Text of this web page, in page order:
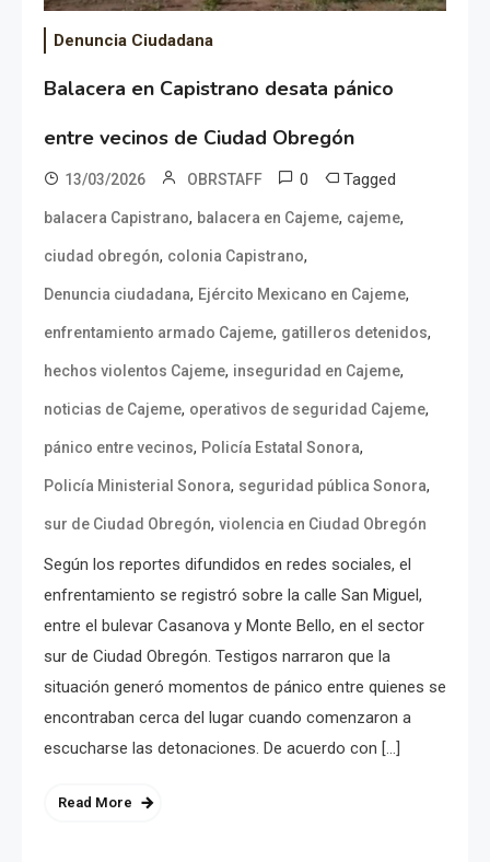
Denuncia Ciudadana
Balacera en Capistrano desata pánico
entre vecinos de Ciudad Obregón
13/03/2026 OBRSTAFF 0 Tagged
balacera Capistrano, balacera en Cajeme, cajeme,
ciudad obregón, colonia Capistrano,
Denuncia ciudadana, Ejército Mexicano en Cajeme,
enfrentamiento armado Cajeme, gatilleros detenidos,
hechos violentos Cajeme, inseguridad en Cajeme,
noticias de Cajeme, operativos de seguridad Cajeme,
pánico entre vecinos, Policía Estatal Sonora,
Policía Ministerial Sonora, seguridad pública Sonora,
sur de Ciudad Obregón, violencia en Ciudad Obregón
Según los reportes difundidos en redes sociales, el
enfrentamiento se registró sobre la calle San Miguel,
entre el bulevar Casanova y Monte Bello, en el sector
sur de Ciudad Obregón. Testigos narraron que la
situación generó momentos de pánico entre quienes se
encontraban cerca del lugar cuando comenzaron a
escucharse las detonaciones. De acuerdo con […]
Read More